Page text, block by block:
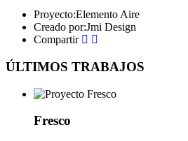
Proyecto:Elemento Aire
Creado por:Jmi Design
Compartir
ÚLTIMOS TRABAJOS
Fresco